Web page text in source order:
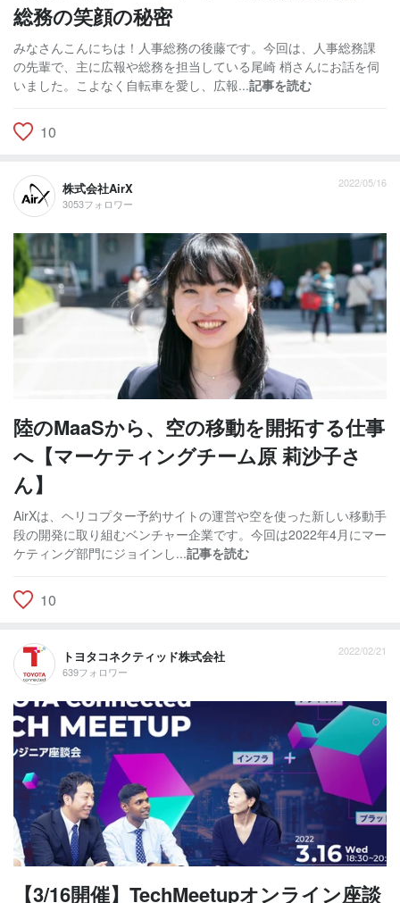
総務の笑顔の秘密
みなさんこんにちは！人事総務の後藤です。今回は、人事総務課
の先輩で、主に広報や総務を担当している尾崎 梢さんにお話を伺
いました。こよなく自転車を愛し、広報...記事を読む
10
株式会社AirX
3053フォロワー
2022/05/16
陸のMaaSから、空の移動を開拓する仕事
へ【マーケティングチーム原 莉沙子さ
ん】
AirXは、ヘリコプター予約サイトの運営や空を使った新しい移動手
段の開発に取り組むベンチャー企業です。今回は2022年4月にマー
ケティング部門にジョインし...記事を読む
10
トヨタコネクティッド株式会社
639フォロワー
2022/02/21
【3/16開催】TechMeetupオンライン座談